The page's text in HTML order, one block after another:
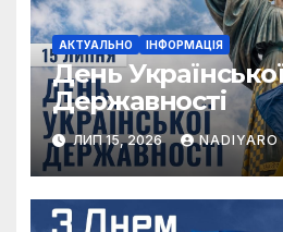
АКТУАЛЬНО ІНФОРМАЦІЯ
День
Державності
ЛИП 15, 2026 NADIYARO